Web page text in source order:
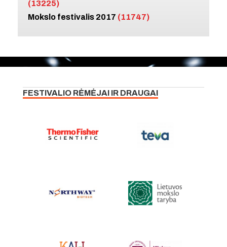
(13225)
Mokslo festivalis 2017 (11747)
FESTIVALIO RĖMĖJAI IR DRAUGAI